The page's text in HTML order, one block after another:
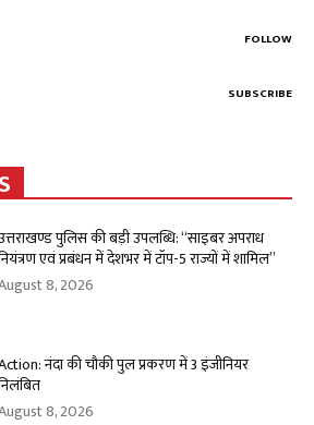
FOLLOW
SUBSCRIBE
पुलिस की बड़ी उपलब्धि: “साइबर अपराध
एवं प्रबंधन में देशभर में टॉप-5 राज्यों में शामिल”
8, 2026
नंदा की चौकी पुल प्रकरण में 3 इंजीनियर
8, 2026